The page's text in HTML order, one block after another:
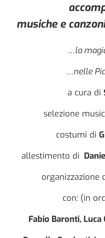
musiche e
…la
…nelle
a cura di
selezione
costumi di
allestimento di
organizzazione
con: (in
Fabio Baronti, Luca